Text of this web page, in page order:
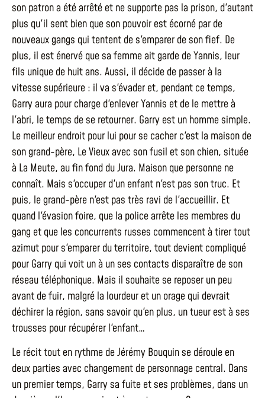
son patron a été arrêté et ne supporte pas la prison, d'autant
plus qu'il sent bien que son pouvoir est écorné par de
nouveaux gangs qui tentent de s'emparer de son fief. De
plus, il est énervé que sa femme ait garde de Yannis, leur
fils unique de huit ans. Aussi, il décide de passer à la
vitesse supérieure : il va s'évader et, pendant ce temps,
Garry aura pour charge d'enlever Yannis et de le mettre à
l'abri, le temps de se retourner. Garry est un homme simple.
Le meilleur endroit pour lui pour se cacher c'est la maison de
son grand-père, Le Vieux avec son fusil et son chien, située
à La Meute, au fin fond du Jura. Maison que personne ne
connaît. Mais s'occuper d'un enfant n'est pas son truc. Et
puis, le grand-père n'est pas très ravi de l'accueillir. Et
quand l'évasion foire, que la police arrête les membres du
gang et que les concurrents russes commencent à tirer tout
azimut pour s'emparer du territoire, tout devient compliqué
pour Garry qui voit un à un ses contacts disparaître de son
réseau téléphonique. Mais il souhaite se reposer un peu
avant de fuir, malgré la lourdeur et un orage qui devrait
déchirer la région, sans savoir qu'en plus, un tueur est à ses
trousses pour récupérer l'enfant…
Le récit tout en rythme de Jérémy Bouquin se déroule en
deux parties avec changement de personnage central. Dans
un premier temps, Garry sa fuite et ses problèmes, dans un